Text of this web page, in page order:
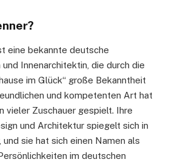
eine bekannte deutsche
Innenarchitektin, die durch die
im Glück“ große Bekanntheit
und kompetenten Art hat
vieler Zuschauer gespielt. Ihre
und Architektur spiegelt sich in
sie hat sich einen Namen als
im deutschen